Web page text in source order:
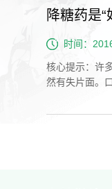
降糖药是“
时间：
核心提示：许
然有失片面。